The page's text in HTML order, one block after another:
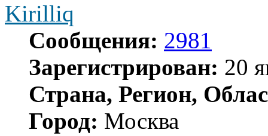
Kirilliq
Сообщения: 2981
Зарегистрирован: 20
Страна, Регион,
Город: Москва